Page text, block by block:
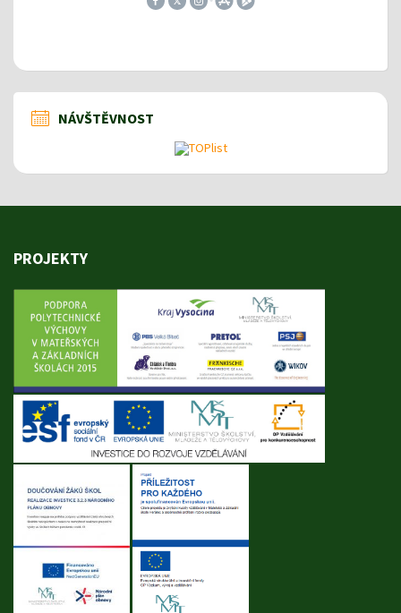
NÁVŠTĚVNOST
PROJEKTY